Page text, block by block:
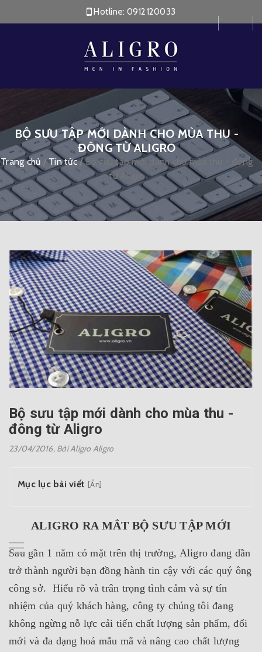
Hotline: 0912120033
BỘ SƯU TẬP MỚI DÀNH CHO MÙA THU -
ĐÔNG TỪ ALIGRO
Trang chủ /Tin tức /Bộ sưu tập mới dành cho mùa thu - đông
từ Aligro
Bộ sưu tập mới dành cho mùa thu -
đông từ Aligro
23/04/2016, Bởi Aligro Aligro
Mục lục bài viết [Ẩn]
ALIGRO RA MẮT BỘ SƯU TẬP MỚI
Sau gần 1 năm có mặt trên thị trường, Aligro đang dần
trở thành người bạn đồng hành tin cậy với các quý ông
công sở. Hiểu rõ và trân trọng tình cảm và sự tín
nhiệm của quý khách hàng, công ty chúng tôi đang
không ngừng nỗ lực cải tiến chất lượng sản phẩm, đổi
mới và đa dạng hoá mẫu mã và nâng cao chất lượng